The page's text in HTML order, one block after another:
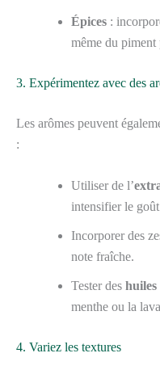
Épices :
même du piment
3. Expérimentez avec des
Les arômes peuvent
:
Utiliser de l’
intensifier le
Incorporer des
note fraîche.
Tester des huiles
menthe ou la
4. Variez les textures